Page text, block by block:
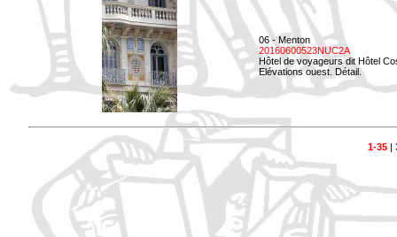
06 - Menton
20160600523NUC2A
Hôtel de voyageurs dit Hôtel
Elévations ouest. Détail.
1-35|